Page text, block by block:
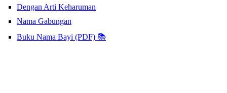
Dengan Arti Keharuman
Nama Gabungan
Buku Nama Bayi (PDF) 📚